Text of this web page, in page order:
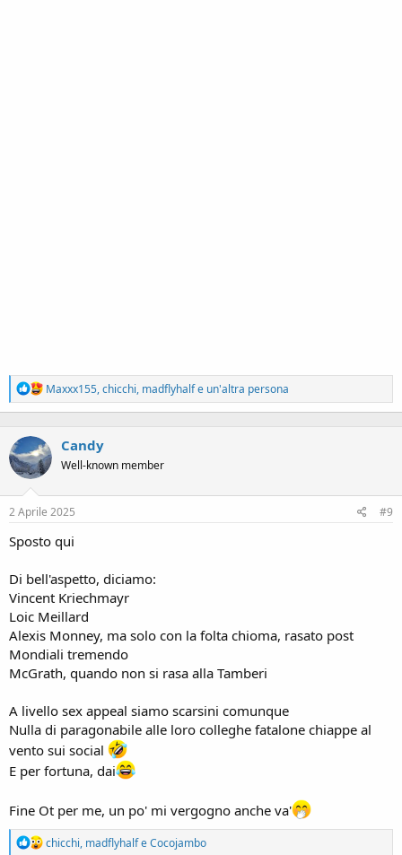
R
e
a
t
i
o
:
Maxxx155,chicchi, madflyhalfe un'altra persona
Candy
Well-known member
2 Aprile 2025 #9
Sposto qui
Di bell'aspetto, diciamo:
Vincent Kriechmayr
Loic Meillard
Alexis Monney, ma solo con la folta chioma, rasato post
Mondiali tremendo
McGrath, quando non si rasa alla Tamberi
A livello sex appeal siamo scarsini comunque
Nulla di paragonabile alle loro colleghe fatalone chiappe al
vento sui social
E per fortuna, dai
Fine Ot per me, un po' mi vergogno anche va'
R
chicchi, madflyhalfeCocojambo